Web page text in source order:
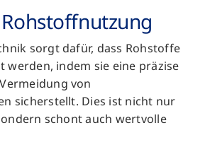
sorgt dafür, dass Rohstoffe
werden, indem sie eine präzise
von
sicherstellt. Dies ist nicht nur
schont auch wertvolle